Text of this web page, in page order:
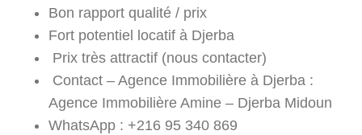
Bon rapport qualité / prix
Fort potentiel locatif à Djerba
Prix très attractif (nous contacter)
Contact – Agence Immobilière à Djerba :
Agence Immobilière Amine – Djerba Midoun
WhatsApp : +216 95 340 869